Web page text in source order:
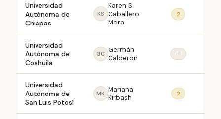
Universidad
Autónoma de
Chiapas
KS
Karen S.
Caballero
Mora
2
Universidad
Autónoma de
Coahuila
GC Germán
Calderón
—
Universidad
Autónoma de
San Luis Potosí
MK Mariana
Kirbash
2